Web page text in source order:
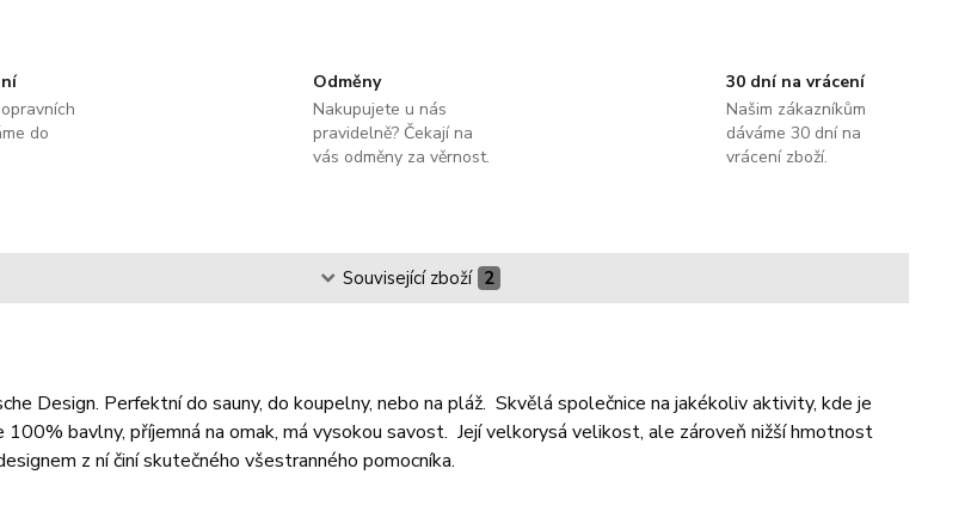
do
Odměny
Nakupujete u nás
pravidelně? Čekají na
vás odměny za věrnost.
30 dní na vrácení
Našim zákazníkům
dáváme 30 dní na
vrácení zboží.
Související zboží 2
Design. Perfektní do sauny, do koupelny, nebo na pláž. Skvělá společnice na jakékoliv aktivity, kde je
100% bavlny, příjemná na omak, má vysokou savost. Její velkorysá velikost, ale zároveň nižší hmotnost
z ní činí skutečného všestranného pomocníka.